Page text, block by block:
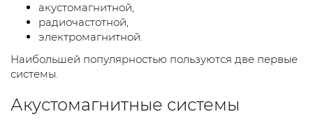
акустомагнитной,
радиочастотной,
электромагнитной.
Наибольшей популярностью пользуются две первые
системы.
Акустомагнитные системы